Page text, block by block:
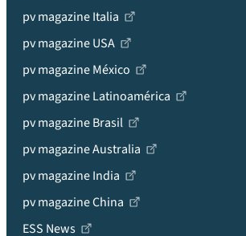
pv magazine Italia
pv magazine USA
pv magazine México
pv magazine Latinoamérica
pv magazine Brasil
pv magazine Australia
pv magazine India
pv magazine China
ESS News